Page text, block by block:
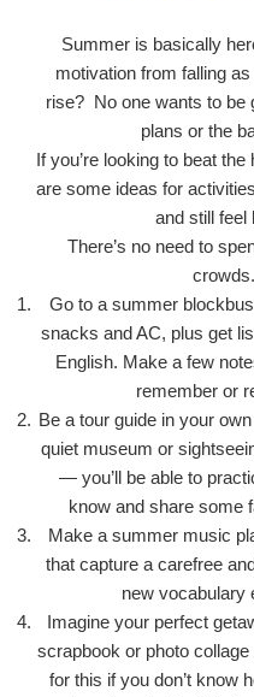
Summer is basically
motivation from falling
rise? No one wants to be
plans or the
If you’re looking to beat
are some ideas for
and still feel
There’s no need to
Go to a summer
snacks and AC, plus get
English. Make a few
remember or
Be a tour guide in your
quiet museum or
— you’ll be able to
know and share some
Make a summer music
that capture a carefree
new vocabulary
Imagine your perfect
scrapbook or photo
for this if you don’t know